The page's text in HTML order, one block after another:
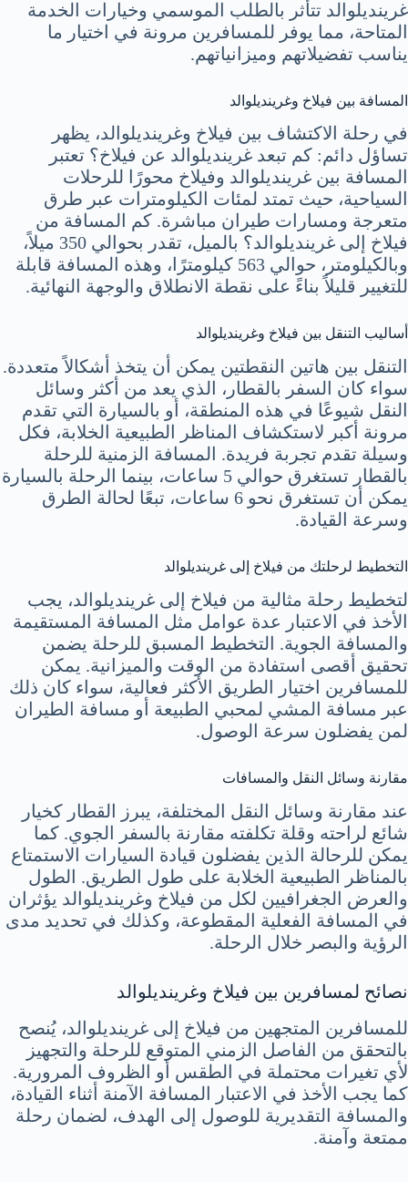
غرينديلوالد تتأثر بالطلب الموسمي وخيارات الخدمة
المتاحة، مما يوفر للمسافرين مرونة في اختيار ما
يناسب تفضيلاتهم وميزانياتهم.
المسافة بين فيلاخ وغرينديلوالد
في رحلة الاكتشاف بين فيلاخ وغرينديلوالد، يظهر
تساؤل دائم: كم تبعد غرينديلوالد عن فيلاخ؟ تعتبر
المسافة بين غرينديلوالد وفيلاخ محورًا للرحلات
السياحية، حيث تمتد لمئات الكيلومترات عبر طرق
متعرجة ومسارات طيران مباشرة. كم المسافة من
فيلاخ إلى غرينديلوالد؟ بالميل، تقدر بحوالي 350 ميلاً،
وبالكيلومتر، حوالي 563 كيلومترًا، وهذه المسافة قابلة
للتغيير قليلاً بناءً على نقطة الانطلاق والوجهة النهائية.
أساليب التنقل بين فيلاخ وغرينديلوالد
التنقل بين هاتين النقطتين يمكن أن يتخذ أشكالاً متعددة.
سواء كان السفر بالقطار، الذي يعد من أكثر وسائل
النقل شيوعًا في هذه المنطقة، أو بالسيارة التي تقدم
مرونة أكبر لاستكشاف المناظر الطبيعية الخلابة، فكل
وسيلة تقدم تجربة فريدة. المسافة الزمنية للرحلة
بالقطار تستغرق حوالي 5 ساعات، بينما الرحلة بالسيارة
يمكن أن تستغرق نحو 6 ساعات، تبعًا لحالة الطرق
وسرعة القيادة.
التخطيط لرحلتك من فيلاخ إلى غرينديلوالد
لتخطيط رحلة مثالية من فيلاخ إلى غرينديلوالد، يجب
الأخذ في الاعتبار عدة عوامل مثل المسافة المستقيمة
والمسافة الجوية. التخطيط المسبق للرحلة يضمن
تحقيق أقصى استفادة من الوقت والميزانية. يمكن
للمسافرين اختيار الطريق الأكثر فعالية، سواء كان ذلك
عبر مسافة المشي لمحبي الطبيعة أو مسافة الطيران
لمن يفضلون سرعة الوصول.
مقارنة وسائل النقل والمسافات
عند مقارنة وسائل النقل المختلفة، يبرز القطار كخيار
شائع لراحته وقلة تكلفته مقارنة بالسفر الجوي. كما
يمكن للرحالة الذين يفضلون قيادة السيارات الاستمتاع
بالمناظر الطبيعية الخلابة على طول الطريق. الطول
والعرض الجغرافيين لكل من فيلاخ وغرينديلوالد يؤثران
في المسافة الفعلية المقطوعة، وكذلك في تحديد مدى
الرؤية والبصر خلال الرحلة.
نصائح لمسافرين بين فيلاخ وغرينديلوالد
للمسافرين المتجهين من فيلاخ إلى غرينديلوالد، يُنصح
بالتحقق من الفاصل الزمني المتوقع للرحلة والتجهيز
لأي تغيرات محتملة في الطقس أو الظروف المرورية.
كما يجب الأخذ في الاعتبار المسافة الآمنة أثناء القيادة،
والمسافة التقديرية للوصول إلى الهدف، لضمان رحلة
ممتعة وآمنة.